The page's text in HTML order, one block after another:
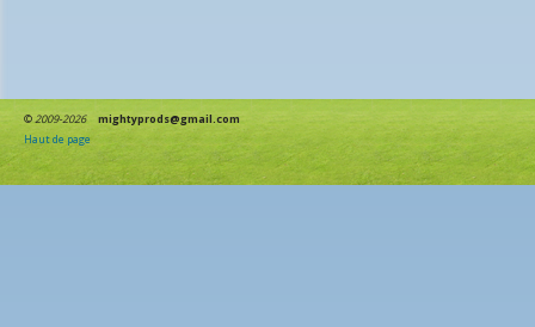
©2009-2026
mightyprods@gmail.com
Haut de page